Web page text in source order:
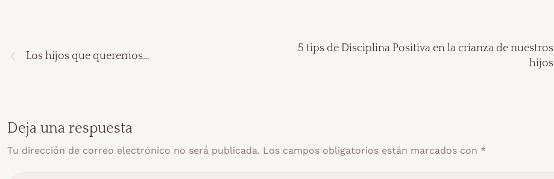
Los hijos que queremos…
5 tips de Disciplina Positiva en la crianza de nuestros
hijos
Deja una respuesta
Tu dirección de correo electrónico no será publicada. Los campos obligatorios están marcados con *